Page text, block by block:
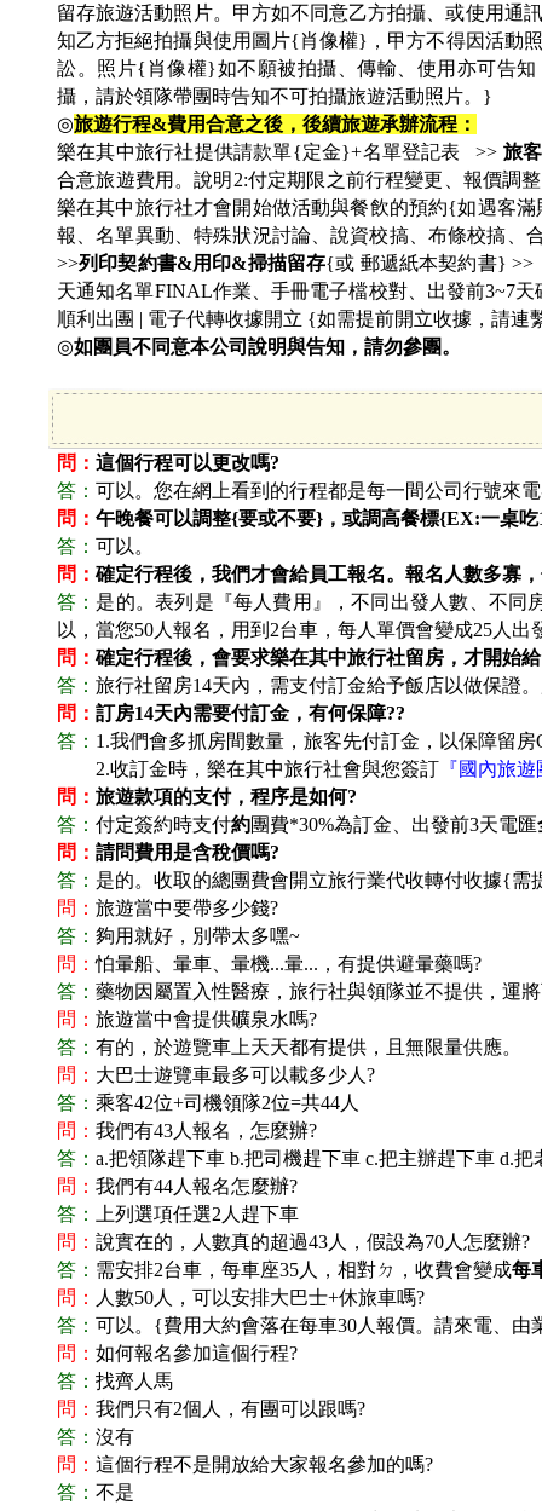
留存旅遊活動照片。甲方如不同意乙方拍攝、或使用通
知乙方拒絕拍攝與使用圖片{肖像權}，甲方不得因活動
訟。照片{肖像權}如不願被拍攝、傳輸、使用亦可告
攝，請於領隊帶團時告知不可拍攝旅遊活動照片。}
◎旅遊行程&費用合意之後，後續旅遊承辦流程：
樂在其中旅行社提供請款單{定金}+名單登記表 >> 旅
合意旅遊費用。說明2:付定期限之前行程變更、報價調
樂在其中旅行社才會開始做活動與餐飲的預約{如遇客
報、名單異動、特殊狀況討論、說資校搞、布條校搞、
>>列印契約書&用印&掃描留存{或 郵遞紙本契約書}
天通知名單FINAL作業、手冊電子檔校對、出發前3~7
順利出團 | 電子代轉收據開立 {如需提前開立收據，請連
◎如團員不同意本公司說明與告知，請勿參團。
問： 這個行程可以更改嗎?
答： 可以。您在網上看到的行程都是每一間公司行號來
問： 午晚餐可以調整{要或不要}，或調高餐標{EX:一桌
答： 可以。
問： 確定行程後，我們才會給員工報名。報名人數多寡
答： 是的。表列是『每人費用』，不同出發人數、不同
以，當您50人報名，用到2台車，每人單價會變成25人出
問： 確定行程後，會要求樂在其中旅行社留房，才開始
答： 旅行社留房14天內，需支付訂金給予飯店以做保證
問： 訂房14天內需要付訂金，有何保障??
答： 1.我們會多抓房間數量，旅客先付訂金，以保障留
2.收訂金時，樂在其中旅行社會與您簽訂 『國內旅
問： 旅遊款項的支付，程序是如何?
答： 付定簽約時支付約團費*30%為訂金、出發前3天電匯
問： 請問費用是含稅價嗎?
答： 是的。收取的總團費會開立旅行業代收轉付收據{
問： 旅遊當中要帶多少錢?
答： 夠用就好，別帶太多嘿~
問：怕暈船、暈車、暈機...暈...，有提供避暈藥嗎?
答： 藥物因屬置入性醫療，旅行社與領隊並不提供，運
問： 旅遊當中會提供礦泉水嗎?
答： 有的，於遊覽車上天天都有提供，且無限量供應。
問： 大巴士遊覽車最多可以載多少人?
答： 乘客42位+司機領隊2位=共44人
問： 我們有43人報名，怎麼辦?
答： a.把領隊趕下車 b.把司機趕下車 c.把主辦趕下車 d.
問： 我們有44人報名怎麼辦?
答：
上列選項任選2人趕下車
問： 說實在的，人數真的超過43人，假設為70人怎麼辦?
答： 需安排2台車，每車座35人，相對ㄉ，收費會變成每
問： 人數50人，可以安排大巴士+休旅車嗎?
答： 可以。{費用大約會落在每車30人報價。請來電、由
問： 如何報名參加這個行程?
答： 找齊人馬
問： 我們只有2個人，有團可以跟嗎?
答： 沒有
問： 這個行程不是開放給大家報名參加的嗎?
答： 不是